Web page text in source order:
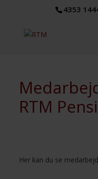
4353
RTM
Her kan du se